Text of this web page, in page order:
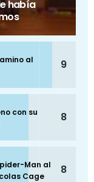
había
al
9
con su
8
Man al
Cage
8